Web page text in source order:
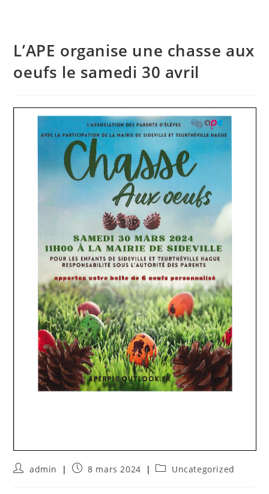
L’APE organise une chasse aux
oeufs le samedi 30 avril
admin 8 mars 2024 Uncategorized